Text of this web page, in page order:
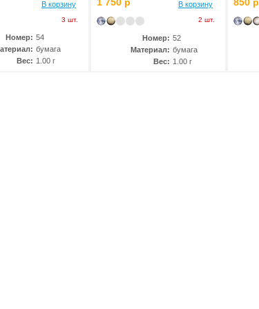
В корзину
3 шт.
Номер: 54
бумага
Вес: 1.00 г
В корзину
2 шт.
Номер: 52
Материал: бумага
Вес: 1.00 г